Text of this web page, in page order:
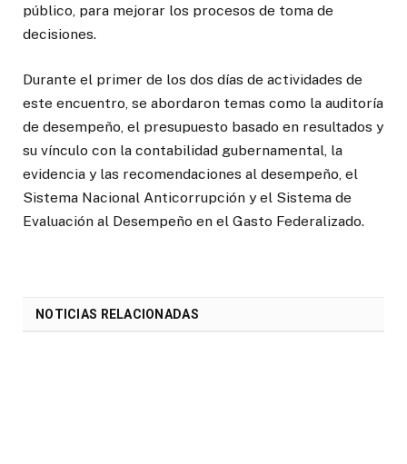
público, para mejorar los procesos de toma de
decisiones.
Durante el primer de los dos días de actividades de
este encuentro, se abordaron temas como la auditoría
de desempeño, el presupuesto basado en resultados y
su vínculo con la contabilidad gubernamental, la
evidencia y las recomendaciones al desempeño, el
Sistema Nacional Anticorrupción y el Sistema de
Evaluación al Desempeño en el Gasto Federalizado.
NOTICIAS RELACIONADAS